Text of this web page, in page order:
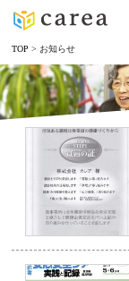
TOP > お知らせ